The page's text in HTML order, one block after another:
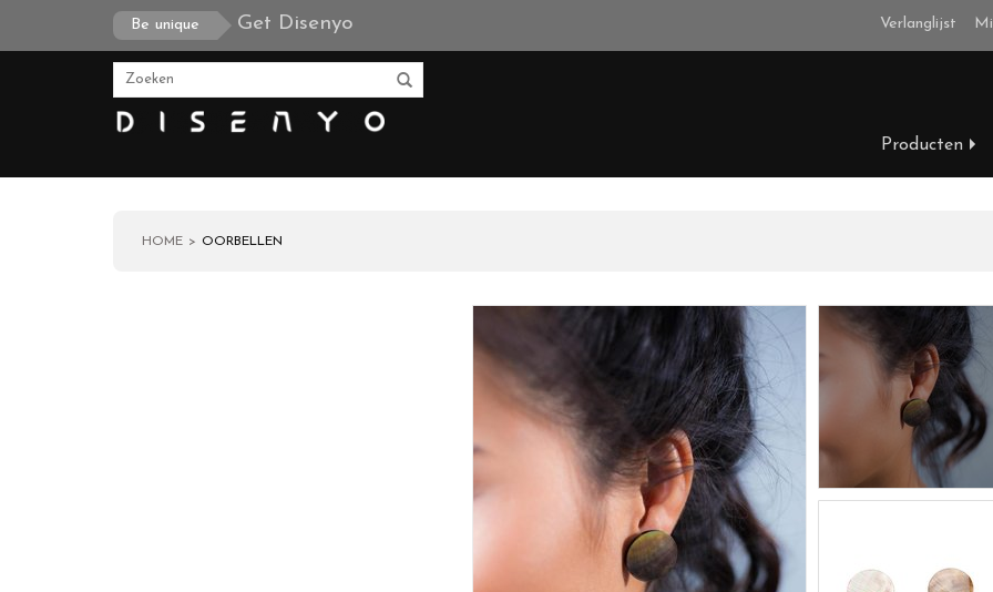
Be unique Get Disenyo Verlanglijst
Producten
HOME OORBELLEN